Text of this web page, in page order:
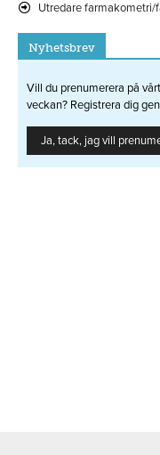
Utredare
Nyhetsbrev
Vill du prenumerera på
veckan? Registrera dig
Ja, tack, jag vill